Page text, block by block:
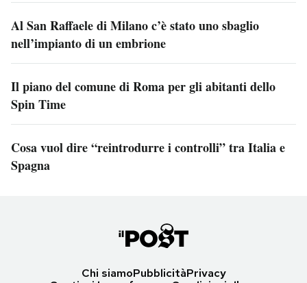
Al San Raffaele di Milano c’è stato uno sbaglio
nell’impianto di un embrione
Il piano del comune di Roma per gli abitanti dello
Spin Time
Cosa vuol dire “reintrodurre i controlli” tra Italia e
Spagna
Chi siamoPubblicitàPrivacy